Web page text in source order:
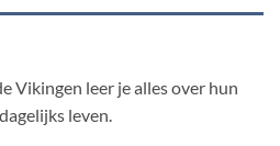
Vikingen leer je alles over hun
leven.